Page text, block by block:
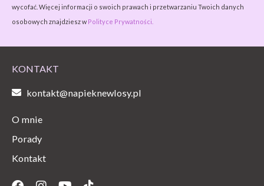
wycofać. Więcej informacji o swoich prawach i przetwarzaniu Twoich danych
osobowych znajdziesz w Polityce Prywatności.
KONTAKT
kontakt@napieknewlosy.pl
O mnie
Porady
Kontakt
Facebook
Instagram
YoutubeTiktok